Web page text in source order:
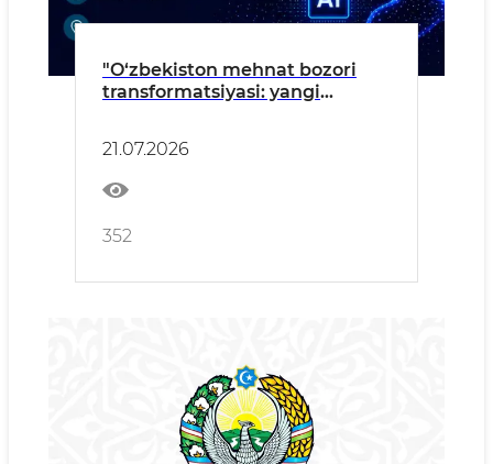
"O‘zbekiston mehnat bozori
transformatsiyasi: yangi
forumi
21.07.2026
352